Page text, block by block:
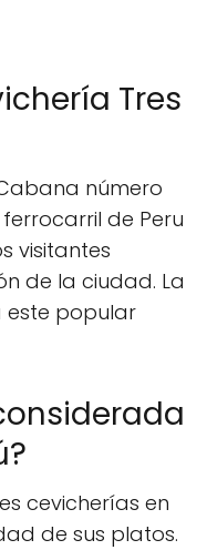
Tres
número
de Peru
visitantes
de la ciudad. La
este popular
cevicherías en
de sus platos.